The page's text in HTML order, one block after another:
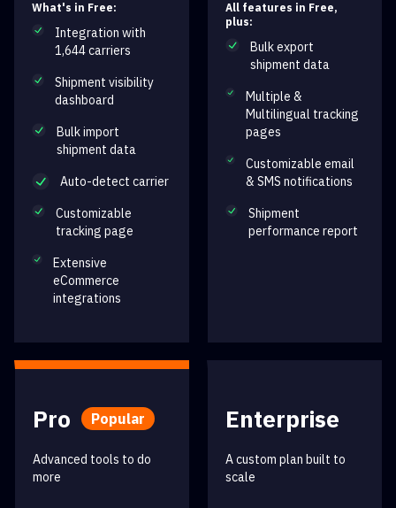
What's in Free:
Integration with
1,644 carriers
Shipment visibility
dashboard
Bulk import
shipment data
Auto-detect carrier
Customizable
tracking page
Extensive
eCommerce
integrations
All features in Free,
plus:
Bulk export
shipment data
Multiple &
Multilingual tracking
pages
Customizable email
& SMS notifications
Shipment
performance report
Pro Popular
Advanced tools to do
more
Enterprise
A custom plan built to
scale